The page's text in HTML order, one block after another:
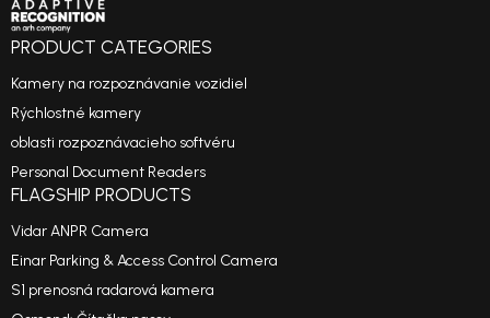
PRODUCT CATEGORIES
Kamery na rozpoznávanie vozidiel
Rýchlostné kamery
oblasti rozpoznávacieho softvéru
Personal Document Readers
FLAGSHIP PRODUCTS
Vidar ANPR Camera
Einar Parking & Access Control Camera
S1 prenosná radarová kamera